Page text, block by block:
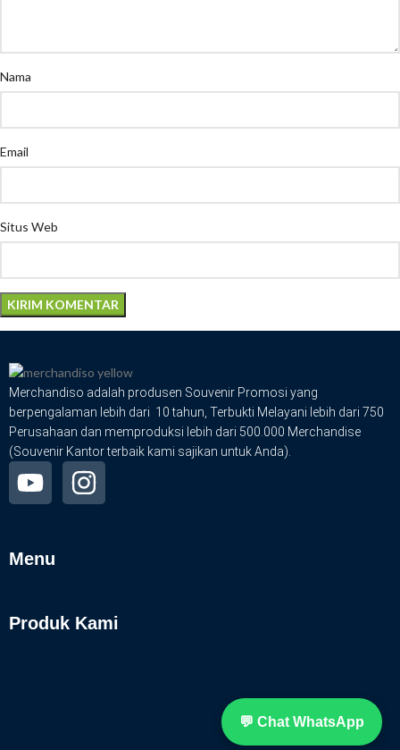
💬 Chat WhatsApp
Nama
Email
Situs Web
Merchandiso adalah produsen Souvenir Promosi yang
berpengalaman lebih dari 10 tahun, Terbukti Melayani lebih dari 750
Perusahaan dan memproduksi lebih dari 500.000 Merchandise
(Souvenir Kantor terbaik kami sajikan untuk Anda).
Menu
Produk Kami